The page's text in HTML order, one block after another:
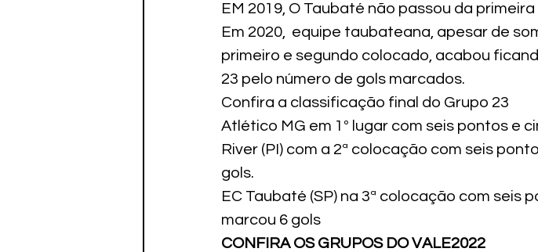
EM 2019, O Taubaté não passou da
Em 2020,  equipe taubateana, apesar de
primeiro e segundo colocado, acabou
23 pelo número de gols marcados.
Confira a classificação final do Grupo 23
Atlético MG em 1º lugar com seis pontos e
River (PI) com a 2ª colocação com seis
gols.
EC Taubaté (SP) na 3ª colocação com seis
marcou 6 gols
CONFIRA OS GRUPOS DO VALE2022